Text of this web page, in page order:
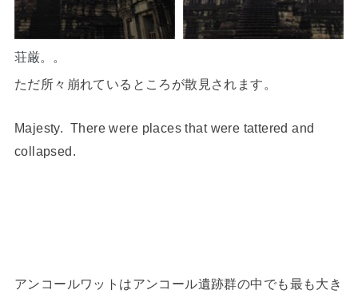
荘厳。。
ただ所々崩れているところが散見されます。
Majesty. There were places that were tattered and
collapsed.
アンコールワットはアンコール遺跡群の中でも最も大き